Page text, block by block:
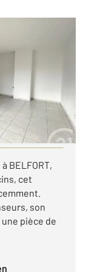
BELFORT,
cet
son
pièce de